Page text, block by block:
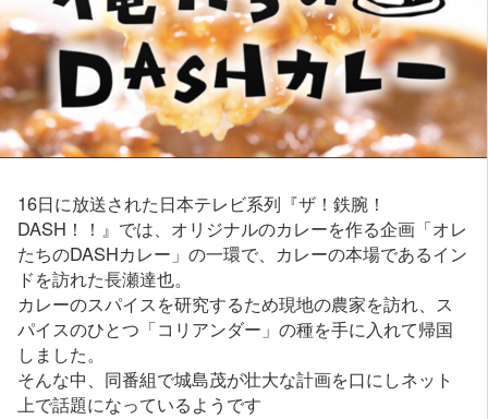
16日に放送された日本テレビ系列『ザ！鉄腕！
DASH！！』では、オリジナルのカレーを作る企画「オレ
たちのDASHカレー」の一環で、カレーの本場であるイン
ドを訪れた長瀬達也。
カレーのスパイスを研究するため現地の農家を訪れ、ス
パイスのひとつ「コリアンダー」の種を手に入れて帰国
しました。
そんな中、同番組で城島茂が壮大な計画を口にしネット
上で話題になっているようです